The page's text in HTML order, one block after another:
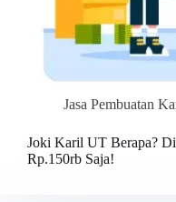
Jasa Pembuatan
Joki Karil UT Berapa?
Rp.150rb Saja!